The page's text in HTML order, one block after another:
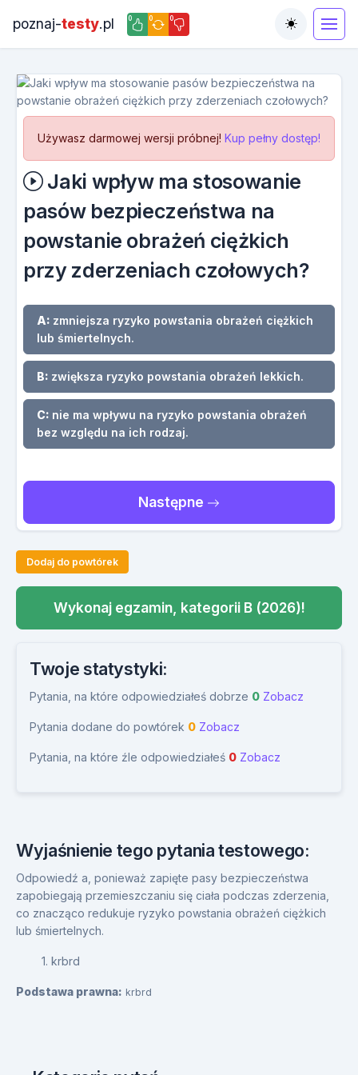
poznaj-testy.pl 0 0 0
Toggle
Używasz darmowej wersji próbnej! Kup pełny dostęp!
Jaki wpływ ma stosowanie
pasów bezpieczeństwa na
powstanie obrażeń ciężkich
przy zderzeniach czołowych?
A: zmniejsza ryzyko powstania obrażeń ciężkich
lub śmiertelnych.
B: zwiększa ryzyko powstania obrażeń lekkich.
C: nie ma wpływu na ryzyko powstania obrażeń
bez względu na ich rodzaj.
Następne
Dodaj do powtórek
Wykonaj egzamin, kategorii B (2026)!
Twoje statystyki:
Pytania, na które odpowiedziałeś dobrze 0 Zobacz
Pytania dodane do powtórek 0 Zobacz
Pytania, na które źle odpowiedziałeś 0 Zobacz
Wyjaśnienie tego pytania testowego:
Odpowiedź a, ponieważ zapięte pasy bezpieczeństwa
zapobiegają przemieszczaniu się ciała podczas zderzenia,
co znacząco redukuje ryzyko powstania obrażeń ciężkich
lub śmiertelnych.
1. krbrd
Podstawa prawna: krbrd